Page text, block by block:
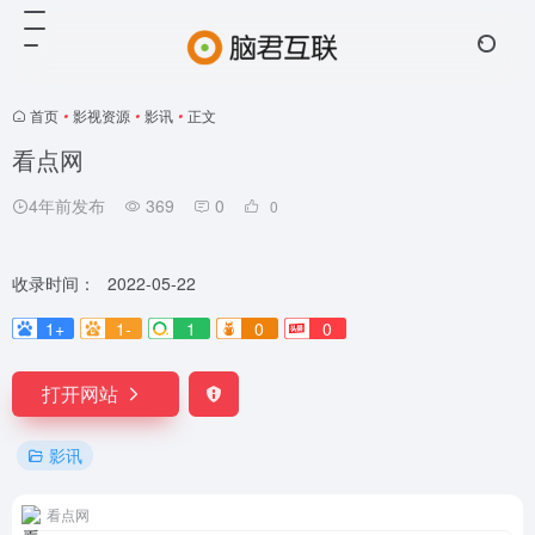
首页 • 影视资源 • 影讯 • 正文
看点网
4年前发布 369 0 0
收录时间：
2022-05-22
1+
1- 1 0 0
打开网站
影讯
看点网